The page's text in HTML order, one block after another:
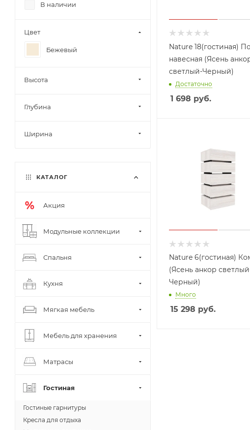
Nature 18(гостиная)
навесная (Ясень
светлый-Черный)
Достаточно
1 698 руб.
Nature 6(гостиная)
(Ясень анкор
Черный)
Много
15 298 руб.
В наличии
Цвет
Бежевый
Высота
Глубина
Ширина
КАТАЛОГ
Акция
Модульные коллекции
Спальня
Кухня
Мягкая мебель
Мебель для хранения
Матрасы
Гостиная
Гостиные гарнитуры
Кресла для отдыха